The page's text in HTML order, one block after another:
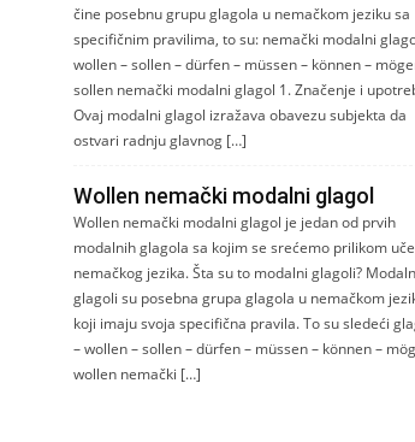
čine posebnu grupu glagola u nemačkom jeziku sa
specifičnim pravilima, to su: nemački modalni
wollen – sollen – dürfen – müssen – können –
sollen nemački modalni glagol 1. Značenje i
Ovaj modalni glagol izražava obavezu subjekta da
ostvari radnju glavnog […]
Wollen nemački modalni glagol
Wollen nemački modalni glagol je jedan od prvih
modalnih glagola sa kojim se srećemo prilikom
nemačkog jezika. Šta su to modalni glagoli?
glagoli su posebna grupa glagola u nemačkom
koji imaju svoja specifična pravila. To su sledeći
– wollen – sollen – dürfen – müssen – können –
wollen nemački […]